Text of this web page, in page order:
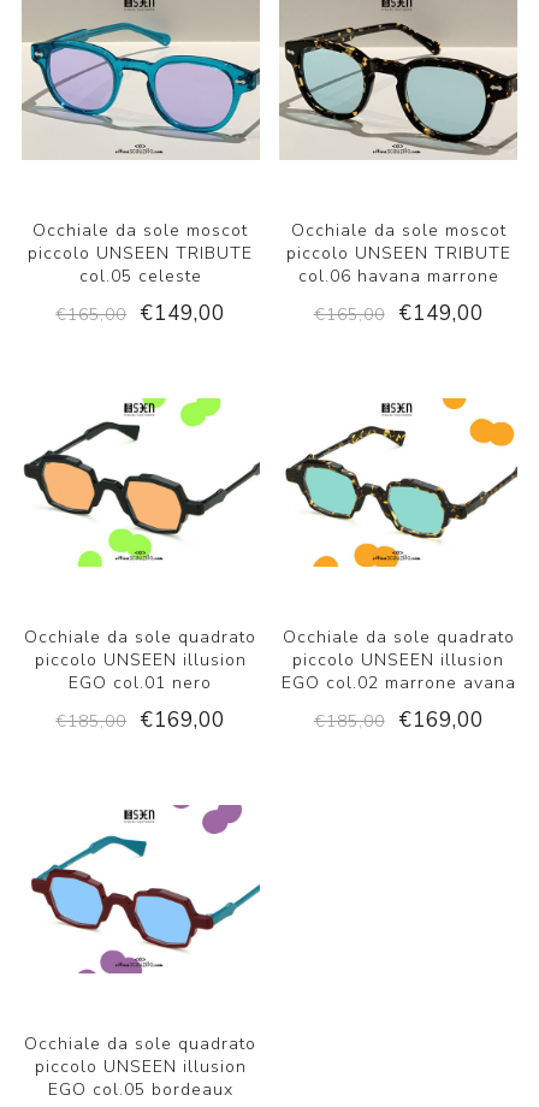
Occhiale da sole moscot
piccolo UNSEEN TRIBUTE
col.05 celeste
€165,00
€149,00
Occhiale da sole moscot
piccolo UNSEEN TRIBUTE
col.06 havana marrone
€165,00
€149,00
Occhiale da sole quadrato
piccolo UNSEEN illusion
EGO col.01 nero
€185,00
€169,00
Occhiale da sole quadrato
piccolo UNSEEN illusion
EGO col.02 marrone avana
€185,00
€169,00
Occhiale da sole quadrato
piccolo UNSEEN illusion
EGO col.05 bordeaux